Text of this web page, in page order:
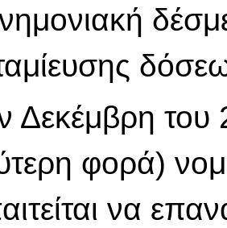
Δεκέμβρη του
φορά)
να